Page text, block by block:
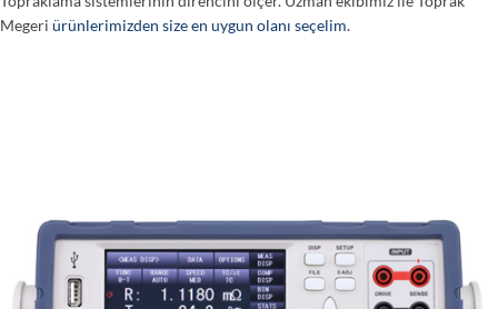
Megeri ürünlerimizden size en uygun olanı seçelim.